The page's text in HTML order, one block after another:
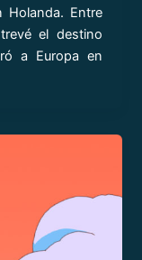
Holanda. Entre
el destino
a Europa en